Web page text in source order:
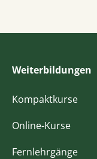
Weiterbildungen
Kompaktkurse
Online-Kurse
Fernlehrgänge